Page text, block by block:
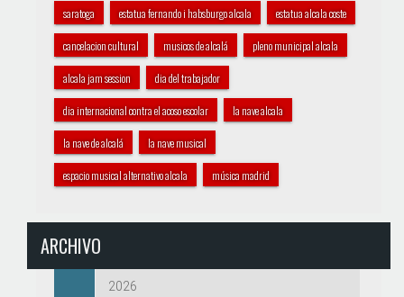
saratoga estatua fernando i habsburgo alcala estatua alcala coste
cancelacion cultural musicos de alcalá pleno municipal alcala
alcala jam session dia del trabajador
dia internacional contra el acoso escolar la nave alcala
la nave de alcalá la nave musical
espacio musical alternativo alcala música madrid
ARCHIVO
2026